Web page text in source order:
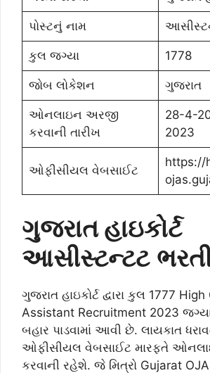
પોસ્ટનું નામ
કુલ જગ્યા 1778
જોબ લોકેશન ગુજરાત
ઓનલાઇન અરજી
કરવાની તારીખ
28-4-
2023
ઓફીસીયલ વેબસાઈટ
https://
ગુજરાત હાઇકોર્ટ
આસીસ્ટન્ટટ
ગુજરાત હાઇકોર્ટ દ્વારા કુલ 1777
Assistant Recruitment 2023
બહાર પાડવામાં આવી છે. લાયકાત
ઓફીસીયલ વેબસાઈટ મારફતે
કરવાની રહેશે. જે મિત્રો Gujarat